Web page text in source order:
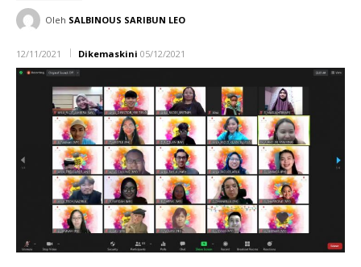
Oleh SALBINOUS SARIBUN LEO
12/11/2021 Dikemaskini 05/12/2021